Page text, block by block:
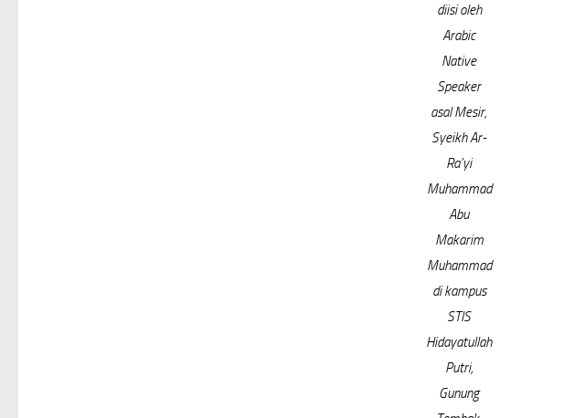
diisi oleh
Arabic
Native
Speaker
asal Mesir,
Syeikh Ar-
Ra’yi
Muhammad
Abu
Makarim
Muhammad
di kampus
STIS
Hidayatullah
Putri,
Gunung